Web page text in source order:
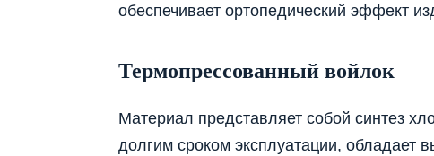
обеспечивает ортопедический эффект
Термопрессованный войлок
Материал представляет собой синтез
долгим сроком эксплуатации, обладает